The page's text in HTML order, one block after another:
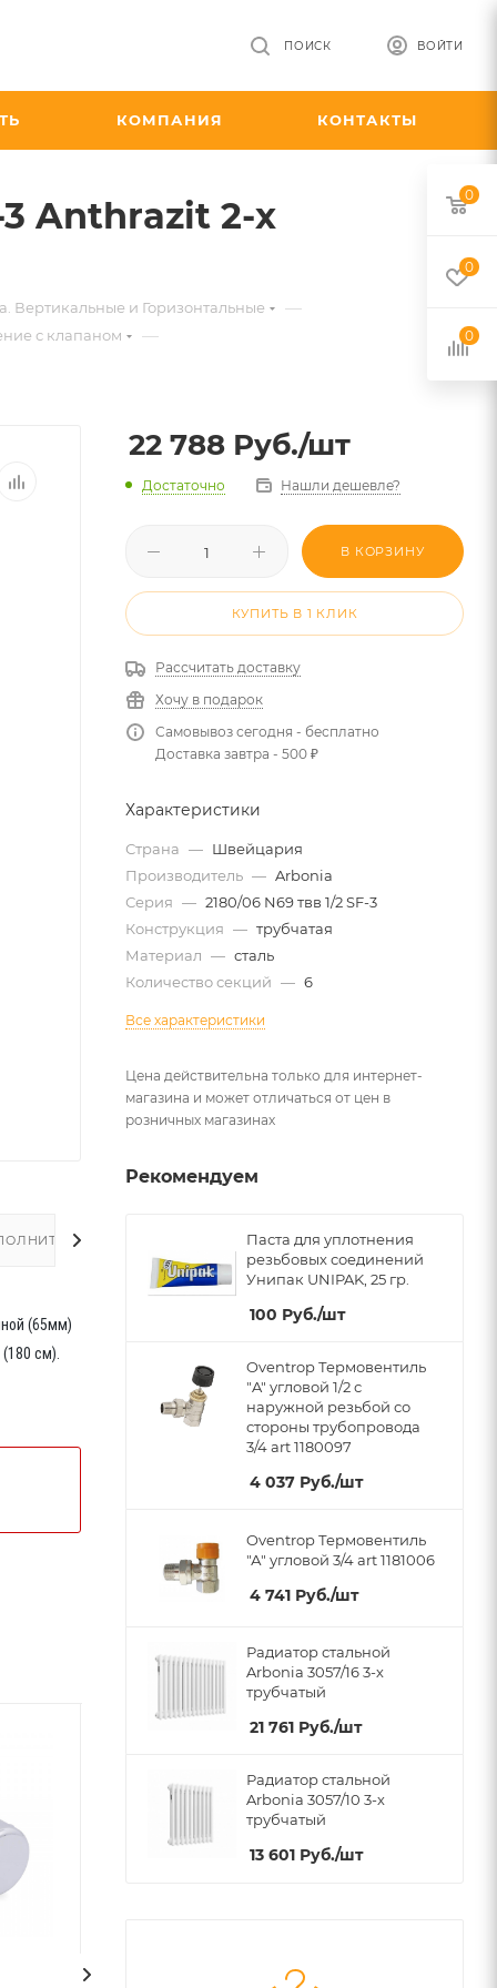
ВОЙТИ
ПОИСК
КОМПАНИЯ КОНТАКТЫ
3 Anthrazit 2-х
Вертикальные и Горизонтальные —
с клапаном —
(65мм)
см).
22 788 Руб./шт
Достаточно Нашли дешевле?
В КОРЗИНУ
КУПИТЬ В 1 КЛИК
Рассчитать доставку
Хочу в подарок
Самовывоз сегодня - бесплатно
Доставка завтра - 500 ₽
Характеристики
Страна — Швейцария
Производитель — Arbonia
Серия — 2180/06 N69 твв 1/2 SF-3
Конструкция — трубчатая
Материал — сталь
Количество секций — 6
Все характеристики
Цена действительна только для интернет-
магазина и может отличаться от цен в
розничных магазинах
Рекомендуем
Паста для уплотнения
резьбовых соединений
Унипак UNIPAK, 25 гр.
100 Руб./шт
Oventrop Термовентиль
"A" угловой 1/2 с
наружной резьбой со
стороны трубопровода
3/4 art 1180097
4 037 Руб./шт
Oventrop Термовентиль
"А" угловой 3/4 art 1181006
4 741 Руб./шт
Радиатор стальной
Arbonia 3057/16 3-х
трубчатый
21 761 Руб./шт
Радиатор стальной
Arbonia 3057/10 3-х
трубчатый
13 601 Руб./шт
0
0
0